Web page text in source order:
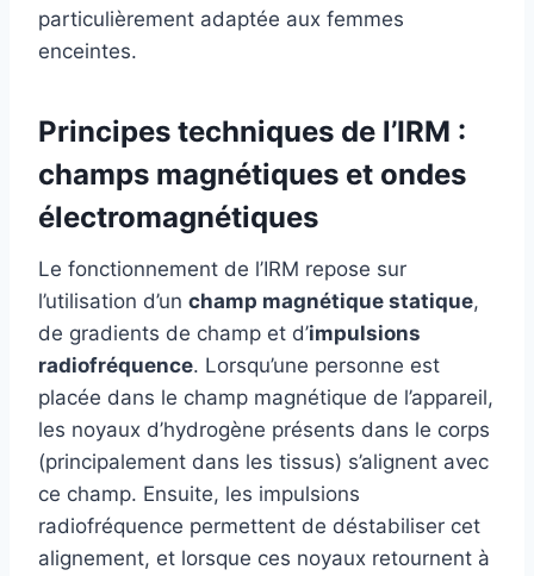
particulièrement adaptée aux femmes
enceintes.
Principes techniques de l’IRM :
champs magnétiques et ondes
électromagnétiques
Le fonctionnement de l’IRM repose sur
l’utilisation d’un champ magnétique statique,
de gradients de champ et d’impulsions
radiofréquence. Lorsqu’une personne est
placée dans le champ magnétique de l’appareil,
les noyaux d’hydrogène présents dans le corps
(principalement dans les tissus) s’alignent avec
ce champ. Ensuite, les impulsions
radiofréquence permettent de déstabiliser cet
alignement, et lorsque ces noyaux retournent à